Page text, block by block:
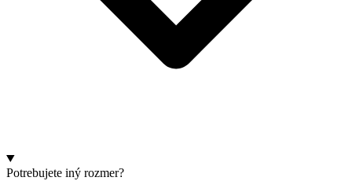
Potrebujete iný rozmer?